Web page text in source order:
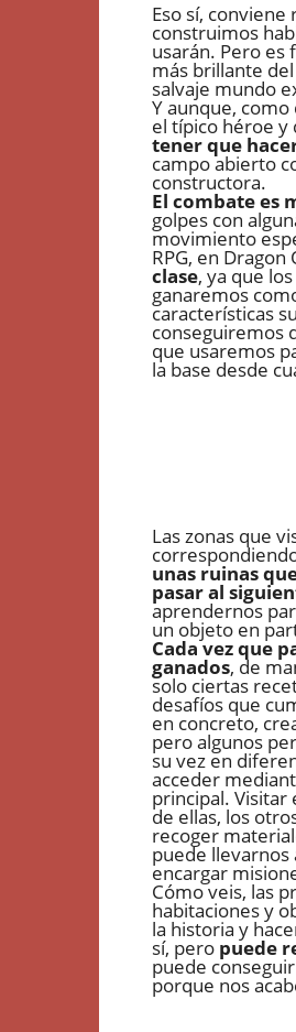
Eso sí,
construimos
usarán. Pero es
más brillante
salvaje mundo
Y aunque,
el típico héroe y
tener que
campo abierto
constructora.
El combate es
golpes con
movimiento
RPG, en
clase, ya que
ganaremos
características
conseguiremos
que usaremos
la base desde
Las zonas que
unas ruinas
pasar al
aprendernos
un objeto en
Cada vez que
ganados, de
solo ciertas
desafíos que
en concreto,
pero algunos
su vez en
acceder
principal. Visitar
de ellas, los
recoger
puede
encargar
Cómo veis, las
habitaciones y
la historia y
sí, pero puede
puede
porque nos